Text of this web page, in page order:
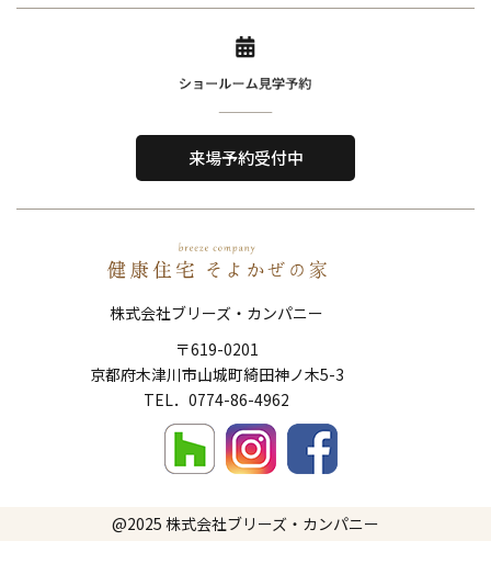
About Us
私たちについて
選ばれる理由
Performance
住宅性能
Works
施工事例
FAQ
よくある質問
News
新着情報
Contact
来場予約受付中
株式会社ブリーズ・カンパニー
〒619-0201
京都府木津川市山城町綺田神ノ木5-3
​​​​​​​TEL． 0774-86-4962
@2025 株式会社ブリーズ・カンパニー